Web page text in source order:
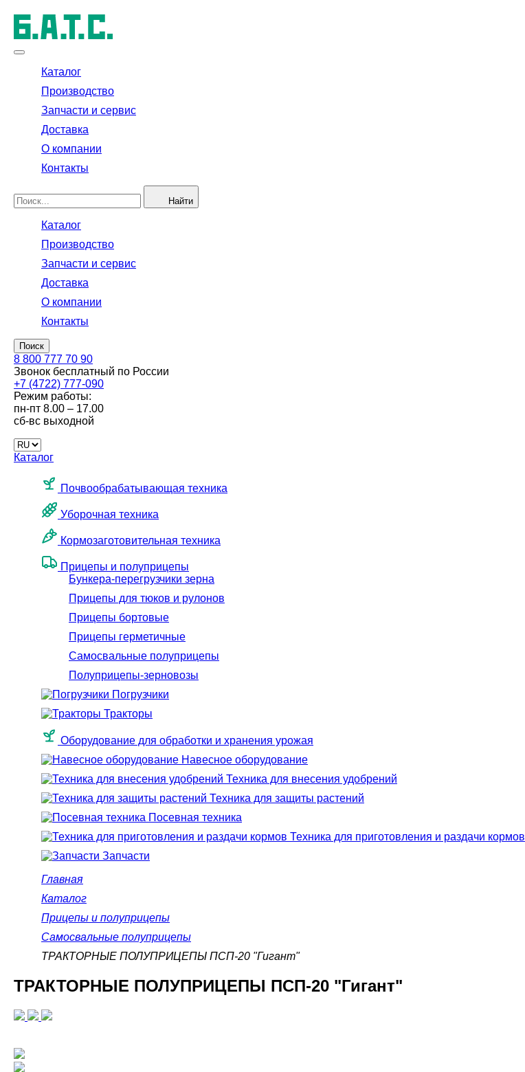
Каталог
Производство
Запчасти и сервис
Доставка
О компании
Контакты
Найти
Каталог
Производство
Запчасти и сервис
Доставка
О компании
Контакты
Поиск
8 800 777 70 90
Звонок бесплатный по России
+7 (4722) 777-090
Режим работы:
пн-пт 8.00 – 17.00
сб-вс выходной
Каталог
Почвообрабатывающая техника
Уборочная техника
Кормозаготовительная техника
Прицепы и полуприцепы
Бункера-перегрузчики зерна
Прицепы для тюков и рулонов
Прицепы бортовые
Прицепы герметичные
Самосвальные полуприцепы
Полуприцепы-зерновозы
Погрузчики
Тракторы
Оборудование для обработки и хранения урожая
Навесное оборудование
Техника для внесения удобрений
Техника для защиты растений
Посевная техника
Техника для приготовления и раздачи кормов
Запчасти
Главная
Каталог
Прицепы и полуприцепы
Самосвальные полуприцепы
ТРАКТОРНЫЕ ПОЛУПРИЦЕПЫ ПСП-20 "Гигант"
ТРАКТОРНЫЕ ПОЛУПРИЦЕПЫ ПСП-20 "Гигант"